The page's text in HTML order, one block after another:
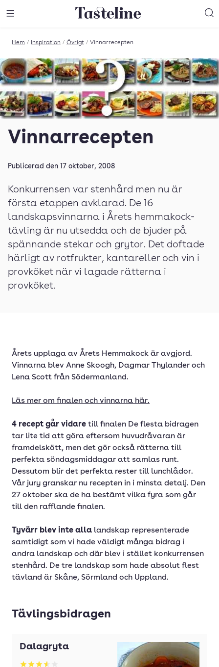
Till Tastelines startsida
Hem / Inspiration / Övrigt / Vinnarrecepten
Vinnarrecepten
Publicerad den 17 oktober, 2008
Konkurrensen var stenhård men nu är
första etappen avklarad. De 16
landskapsvinnarna i Årets hemmakock-
tävling är nu utsedda och de bjuder på
spännande stekar och grytor. Det doftade
härligt av rotfrukter, kantareller och vin i
provköket när vi lagade rätterna i
provköket.
Årets upplaga av Årets Hemmakock är avgjord.
Vinnarna blev Anne Skoogh, Dagmar Thylander och
Lena Scott från Södermanland.
Läs mer om finalen och vinnarna här.
4 recept går vidare till finalen De flesta bidragen
tar lite tid att göra eftersom huvudråvaran är
framdelskött, men det gör också rätterna till
perfekta söndagsmiddagar att samlas runt.
Dessutom blir det perfekta rester till lunchlådor.
Vår jury granskar nu recepten in i minsta detalj. Den
27 oktober ska de ha bestämt vilka fyra som går
till den rafflande finalen.
Tyvärr blev inte alla landskap representerade
samtidigt som vi hade väldigt många bidrag i
andra landskap och där blev i stället konkurrensen
stenhård. De tre landskap som hade absolut flest
tävland är Skåne, Sörmland och Uppland.
Tävlingsbidragen
Dalagryta